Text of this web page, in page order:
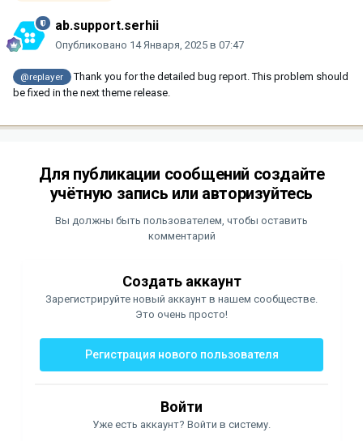
ab.support.serhii
Опубликовано 14 Января, 2025 в 07:47
@replayer
Thank you for the detailed bug report. This problem should
be fixed in the next theme release.
Для публикации сообщений создайте
учётную запись или авторизуйтесь
Вы должны быть пользователем, чтобы оставить
комментарий
Создать аккаунт
Зарегистрируйте новый аккаунт в нашем сообществе.
Это очень просто!
Регистрация нового пользователя
Войти
Уже есть аккаунт? Войти в систему.